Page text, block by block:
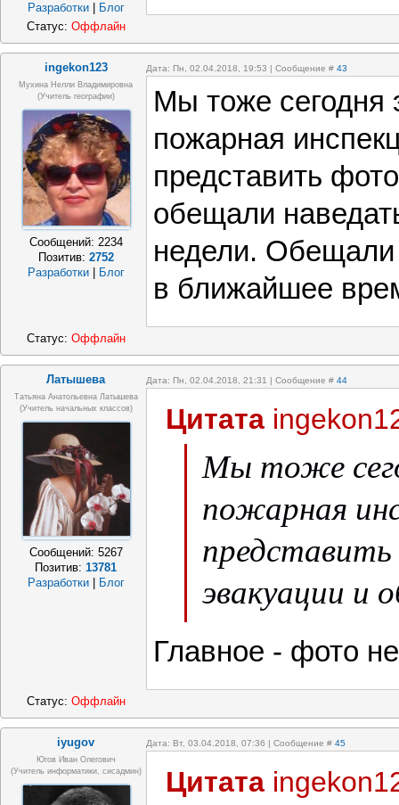
Разработки
Блог
Статус: Оффлайн
ingekon123 Дата: Пн, 02.04.2018, 19:53 | Сообщение # 43
Мухина Нелли Владимировна
(Учитель географии)
Сообщений: 2234
Позитив: 2752
Разработки
Блог
Мы тоже сегодня
пожарная
представить
обещали
недели. Обещали
в ближайшее
Статус: Оффлайн
Латышева Дата: Пн, 02.04.2018, 21:31 | Сообщение # 44
Татьяна Анатольевна Латышева
(учитель начальных классов)
Сообщений: 5267
Позитив:13781
Разработки
Блог
Цитата
Мы тоже
пожарная
эвакуации и
гости в
Главное - фото
Статус: Оффлайн
iyugov Дата: Вт, 03.04.2018, 07:36 | Сообщение # 45
Югов Иван Олегович
(Учитель информатики, сисадмин)
Цитата